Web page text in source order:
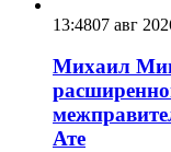
13:4807 авг
Михаил
Ате